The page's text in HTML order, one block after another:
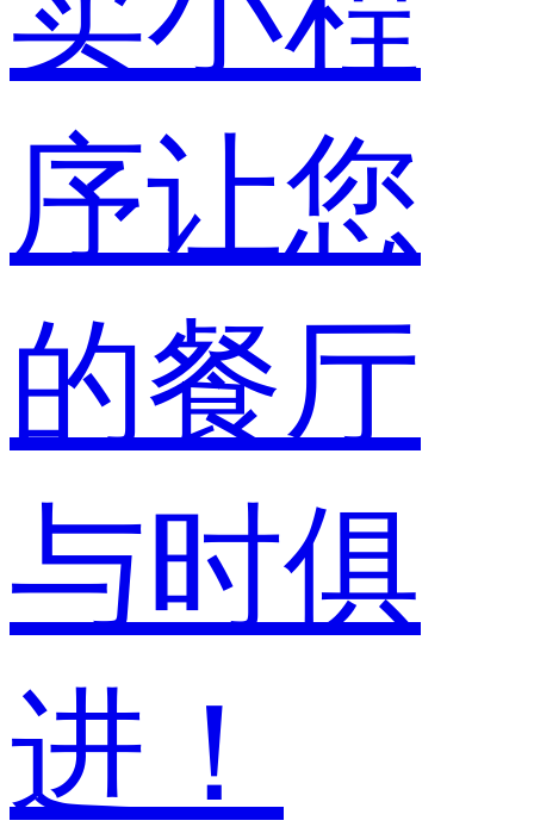
序让您
的餐厅
与时俱
进！